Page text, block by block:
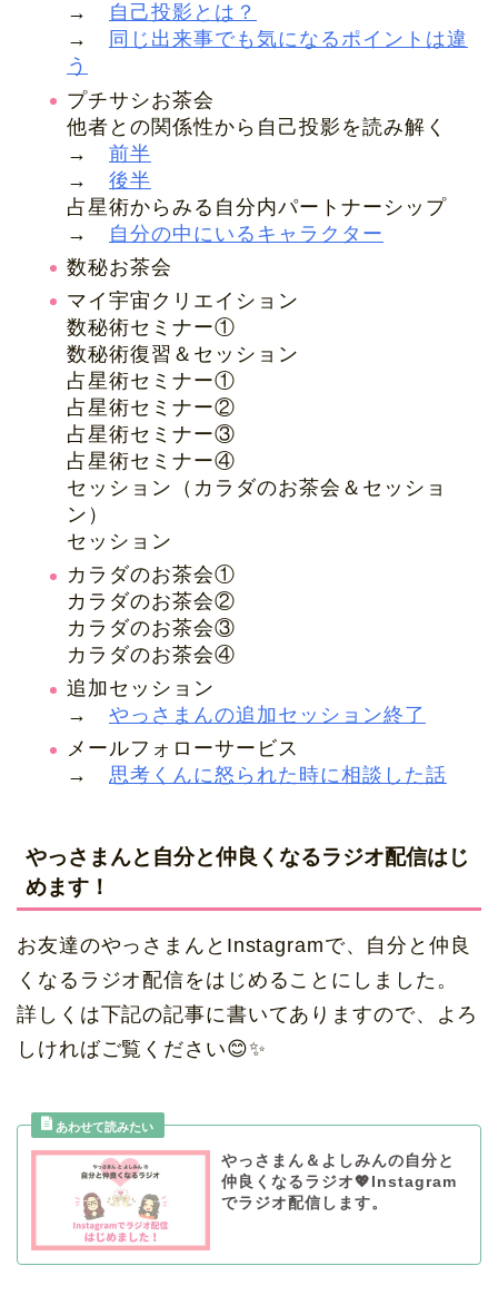
→ 自己投影とは？
→
同じ出来事でも気になるポイントは違
う
プチサシお茶会
他者との関係性から自己投影を読み解く
→ 前半
→ 後半
占星術からみる自分内パートナーシップ
→ 自分の中にいるキャラクター
数秘お茶会
マイ宇宙クリエイション
数秘術セミナー①
数秘術復習＆セッション
占星術セミナー①
占星術セミナー②
占星術セミナー③
占星術セミナー④
セッション（カラダのお茶会＆セッショ
ン）
セッション
カラダのお茶会①
カラダのお茶会②
カラダのお茶会③
カラダのお茶会④
追加セッション
→ やっさまんの追加セッション終了
メールフォローサービス
→ 思考くんに怒られた時に相談した話
やっさまんと自分と仲良くなるラジオ配信はじ
めます！
お友達のやっさまんとInstagramで、自分と仲良
くなるラジオ配信をはじめることにしました。
詳しくは下記の記事に書いてありますので、よろ
しければご覧ください😊✨
やっさまん＆よしみんの自分と
仲良くなるラジオ💖Instagram
でラジオ配信します。